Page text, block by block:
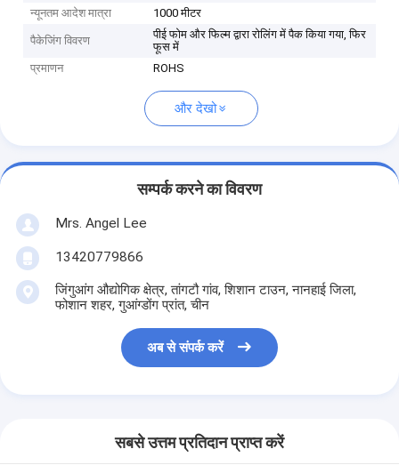
न्यूनतम आदेश मात्रा
1000 मीटर
पैकेजिंग विवरण
पीई फोम और फिल्म द्वारा रोलिंग में पैक किया गया, फिर
फूस में
प्रमाणन
ROHS
और देखो
सम्पर्क करने का विवरण
Mrs. Angel Lee
13420779866
जिंगुआंग औद्योगिक क्षेत्र, तांगटौ गांव, शिशान टाउन, नानहाई जिला,
फोशान शहर, गुआंग्डोंग प्रांत, चीन
अब से संपर्क करें
सबसे उत्तम प्रतिदान प्राप्त करें